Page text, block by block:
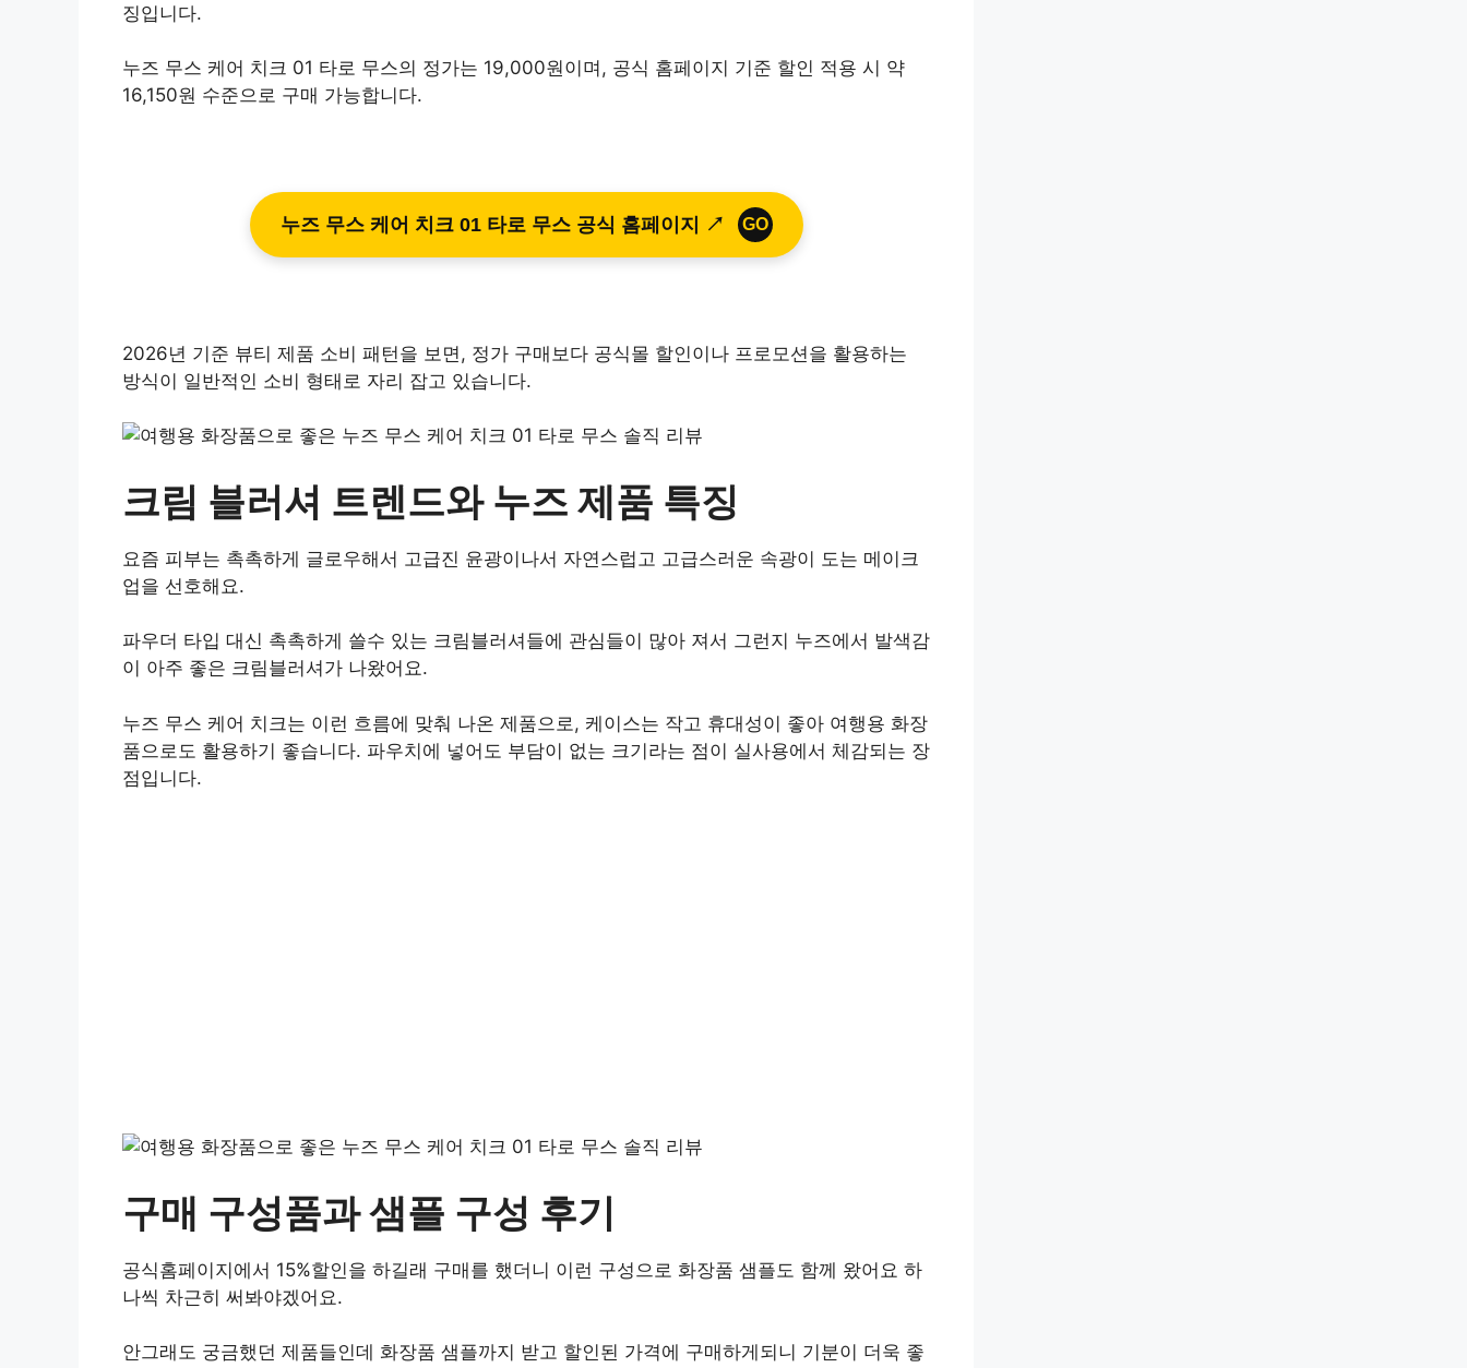
징입니다.
누즈 무스 케어 치크 01 타로 무스의 정가는 19,000원이며, 공식 홈페이지 기준 할인 적용 시 약
16,150원 수준으로 구매 가능합니다.
누즈 무스 케어 치크 01 타로 무스 공식 홈페이지 ↗ GO
2026년 기준 뷰티 제품 소비 패턴을 보면, 정가 구매보다 공식몰 할인이나 프로모션을 활용하는
방식이 일반적인 소비 형태로 자리 잡고 있습니다.
크림 블러셔 트렌드와 누즈 제품 특징
요즘 피부는 촉촉하게 글로우해서 고급진 윤광이나서 자연스럽고 고급스러운 속광이 도는 메이크
업을 선호해요.
파우더 타입 대신 촉촉하게 쓸수 있는 크림블러셔들에 관심들이 많아 져서 그런지 누즈에서 발색감
이 아주 좋은 크림블러셔가 나왔어요.
누즈 무스 케어 치크는 이런 흐름에 맞춰 나온 제품으로, 케이스는 작고 휴대성이 좋아 여행용 화장
품으로도 활용하기 좋습니다. 파우치에 넣어도 부담이 없는 크기라는 점이 실사용에서 체감되는 장
점입니다.
구매 구성품과 샘플 구성 후기
공식홈페이지에서 15%할인을 하길래 구매를 했더니 이런 구성으로 화장품 샘플도 함께 왔어요 하
나씩 차근히 써봐야겠어요.
안그래도 궁금했던 제품들인데 화장품 샘플까지 받고 할인된 가격에 구매하게되니 기분이 더욱 좋